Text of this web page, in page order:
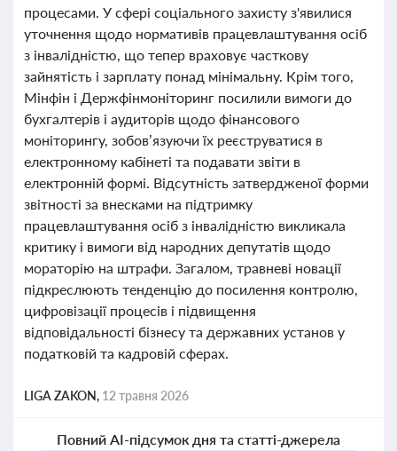
процесами. У сфері соціального захисту з'явилися
уточнення щодо нормативів працевлаштування осіб
з інвалідністю, що тепер враховує часткову
зайнятість і зарплату понад мінімальну. Крім того,
Мінфін і Держфінмоніторинг посилили вимоги до
бухгалтерів і аудиторів щодо фінансового
моніторингу, зобов’язуючи їх реєструватися в
електронному кабінеті та подавати звіти в
електронній формі. Відсутність затвердженої форми
звітності за внесками на підтримку
працевлаштування осіб з інвалідністю викликала
критику і вимоги від народних депутатів щодо
мораторію на штрафи. Загалом, травневі новації
підкреслюють тенденцію до посилення контролю,
цифровізації процесів і підвищення
відповідальності бізнесу та державних установ у
податковій та кадровій сферах.
LIGA ZAKON, 12 травня 2026
Повний AI-підсумок дня та статті-джерела